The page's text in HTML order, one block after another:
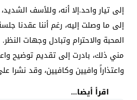
إلى تيار واحد.إلا أنه، وللأسف
إلى ما وصلت إليه، رغم أننا عقدنا
المحبة والاحترام وتبادل وجهات
مني ذلك، بادرت إلى تقديم توضيح
واعتذاراً وافيين وكافيين، وقد نشرا
اقرأ أيضا...